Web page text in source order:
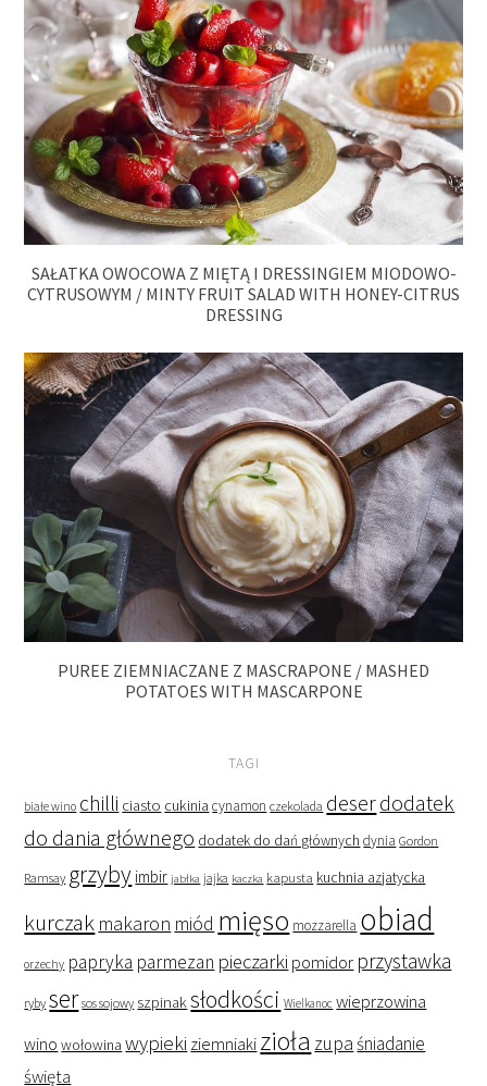
SAŁATKA OWOCOWA Z MIĘTĄ I DRESSINGIEM MIODOWO-
CYTRUSOWYM / MINTY FRUIT SALAD WITH HONEY-CITRUS
DRESSING
PUREE ZIEMNIACZANE Z MASCRAPONE / MASHED
POTATOES WITH MASCARPONE
TAGI
białe wino chilli ciasto cukinia cynamon czekolada deserdodatek
do dania głównego dodatek do dań głównych dynia Gordon
Ramsay grzyby imbir jabłka jajka kaczka kapusta kuchnia azjatycka
kurczak makaron miód mięso mozzarella obiad
orzechy papryka parmezan pieczarki pomidor przystawka
ryby ser sos sojowy szpinaksłodkości Wielkanoc wieprzowina
wino wołowina wypieki ziemniaki zioła zupaśniadanie
święta